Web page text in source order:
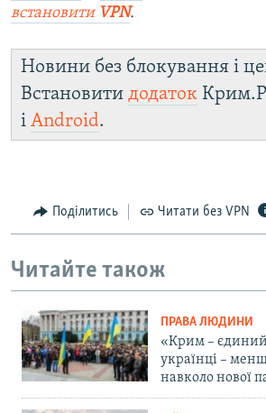
встановити VPN.
Новини без блокування і
Встановити додаток
і Android.
Поділитись Читати без VPN
Читайте також
ПРАВА ЛЮДИНИ
«Крим – єдиний
українці –
навколо нової